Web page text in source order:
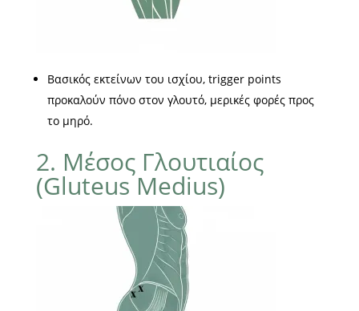
Βασικός εκτείνων του ισχίου, trigger points
προκαλούν πόνο στον γλουτό, μερικές φορές προς
το μηρό.
2. Μέσος Γλουτιαίος
(Gluteus Medius)